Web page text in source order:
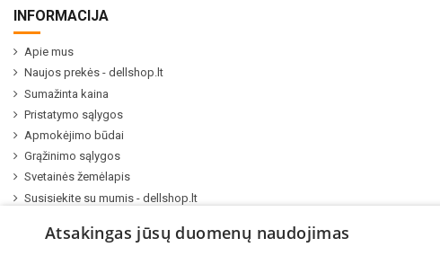
INFORMACIJA
Apie mus
Naujos prekės - dellshop.lt
Sumažinta kaina
Pristatymo sąlygos
Apmokėjimo būdai
Grąžinimo sąlygos
Svetainės žemėlapis
Susisiekite su mumis - dellshop.lt
Atsakingas jūsų duomenų naudojimas